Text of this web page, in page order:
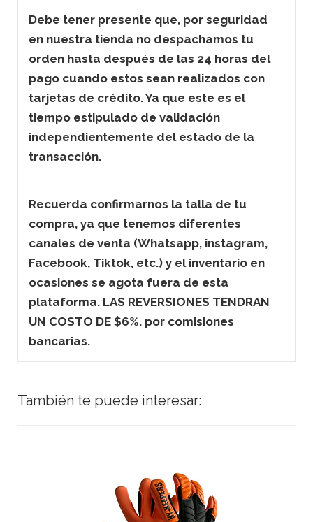
Debe tener presente que, por seguridad
en nuestra tienda no despachamos tu
orden hasta después de las 24 horas del
pago cuando estos sean realizados con
tarjetas de crédito. Ya que este es el
tiempo estipulado de validación
independientemente del estado de la
transacción.
Recuerda confirmarnos la talla de tu
compra, ya que tenemos diferentes
canales de venta (Whatsapp, instagram,
Facebook, Tiktok, etc.) y el inventario en
ocasiones se agota fuera de esta
plataforma. LAS REVERSIONES TENDRAN
UN COSTO DE $6%. por comisiones
bancarias.
También te puede interesar: